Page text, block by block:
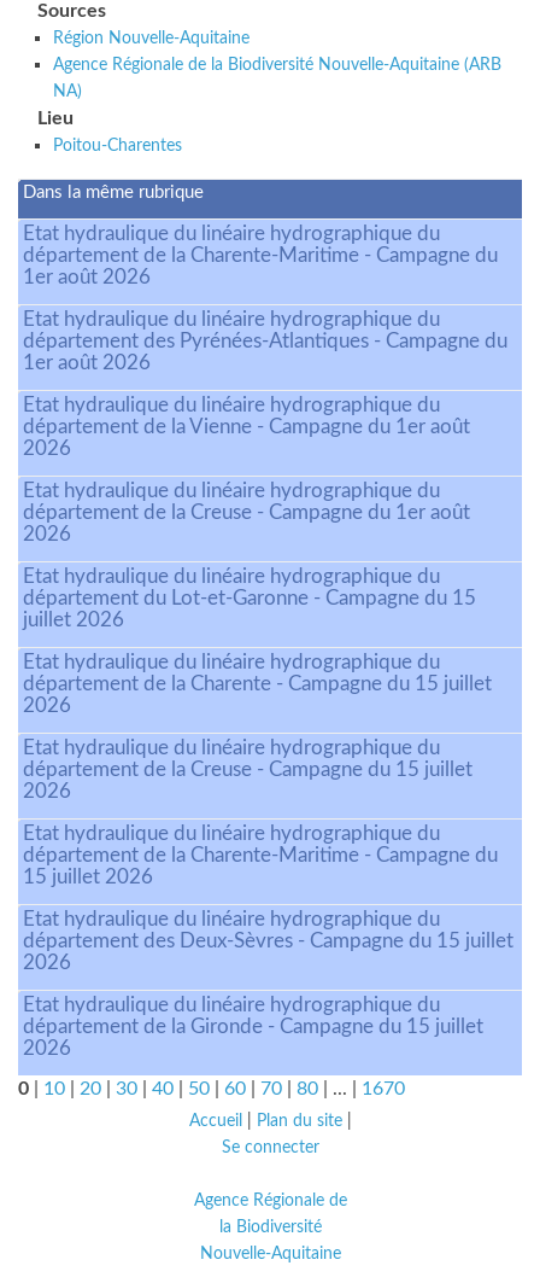
Sources
Région Nouvelle-Aquitaine
Agence Régionale de la Biodiversité Nouvelle-Aquitaine (ARB
NA)
Lieu
Poitou-Charentes
Dans la même rubrique
Etat hydraulique du linéaire hydrographique du
département de la Charente-Maritime - Campagne du
1er août 2026
Etat hydraulique du linéaire hydrographique du
département des Pyrénées-Atlantiques - Campagne du
1er août 2026
Etat hydraulique du linéaire hydrographique du
département de la Vienne - Campagne du 1er août
2026
Etat hydraulique du linéaire hydrographique du
département de la Creuse - Campagne du 1er août
2026
Etat hydraulique du linéaire hydrographique du
département du Lot-et-Garonne - Campagne du 15
juillet 2026
Etat hydraulique du linéaire hydrographique du
département de la Charente - Campagne du 15 juillet
2026
Etat hydraulique du linéaire hydrographique du
département de la Creuse - Campagne du 15 juillet
2026
Etat hydraulique du linéaire hydrographique du
département de la Charente-Maritime - Campagne du
15 juillet 2026
Etat hydraulique du linéaire hydrographique du
département des Deux-Sèvres - Campagne du 15 juillet
2026
Etat hydraulique du linéaire hydrographique du
département de la Gironde - Campagne du 15 juillet
2026
0 10 20 30 40 50 60 70 80 ... 1670
Accueil Plan du site|
Se connecter
Agence Régionale de
la Biodiversité
Nouvelle-Aquitaine